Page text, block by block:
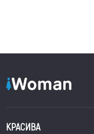
КРАСИВА